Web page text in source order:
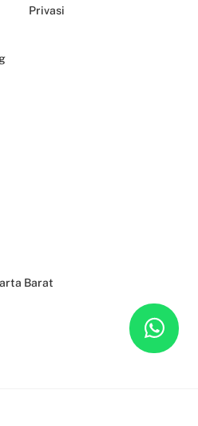
Privasi
Barat